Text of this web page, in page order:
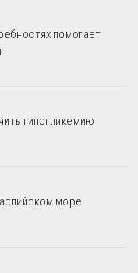
помогает
гипогликемию
море